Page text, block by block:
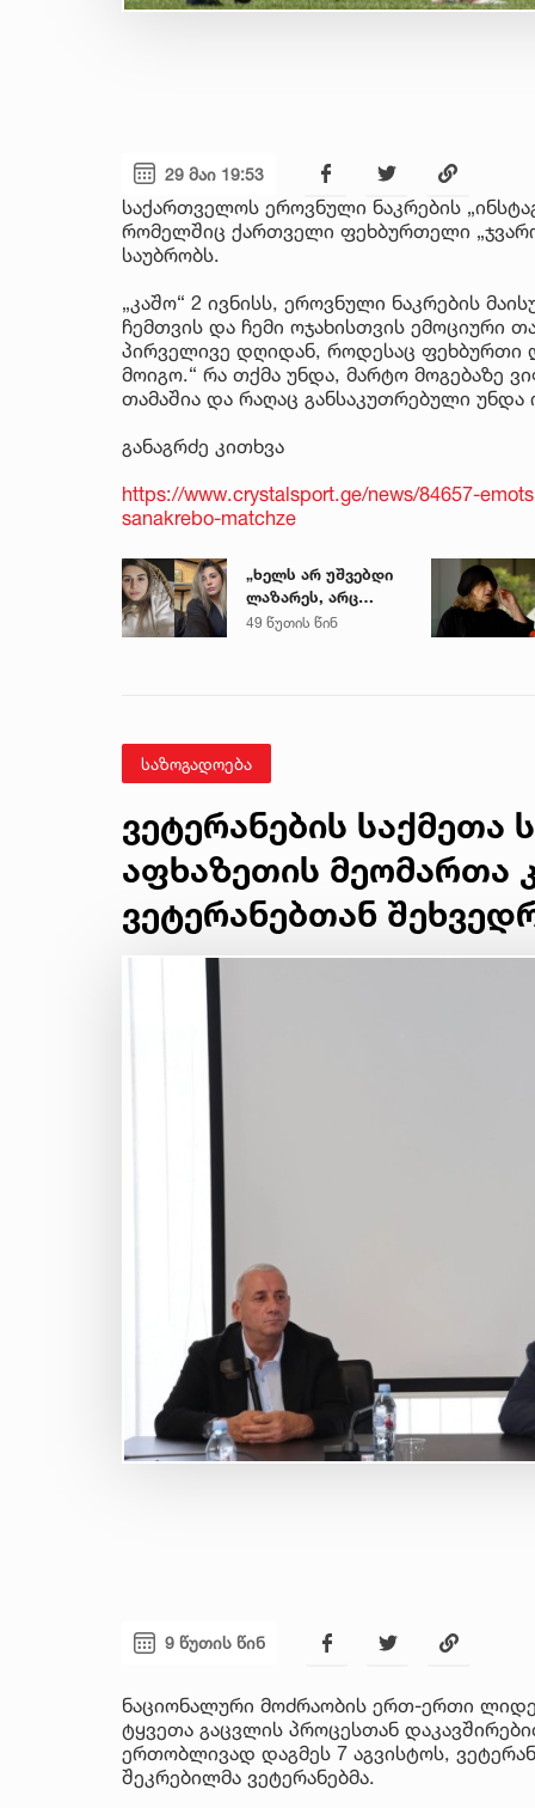
29 მაი 19:53
საქართველოს ეროვნული ნაკრების
რომელშიც ქართველი ფეხბურთელი
საუბრობს.
„კაშო“ 2 ივნისს, ეროვნული ნაკრების
ჩემთვის და ჩემი ოჯახისთვის ემოციური
პირველივე დღიდან, როდესაც ფეხბურთი
მოიგო.“ რა თქმა უნდა, მარტო მოგებაზე
თამაშია და რაღაც განსაკუთრებული უნდა
განაგრძე კითხვა
https://www.crystalsport.ge/news/84657-
sanakrebo-matchze
„ხელს არ უშვებდი
ლაზარეს, არც
ახლა გაუშვი...“ -
49 წუთის წინ
საზოგადოება
ვეტერანების საქმეთა
აფხაზეთის მეომართა
ვეტერანებთან
9 წუთის წინ
ნაციონალური მოძრაობის ერთ-ერთი
ტყვეთა გაცვლის პროცესთან
ერთობლივად დაგმეს 7 აგვისტოს,
შეკრებილმა ვეტერანებმა.